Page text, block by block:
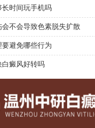
长时间玩手机吗
不会导致色素脱失扩散
避免哪些行为
白癜风好转吗